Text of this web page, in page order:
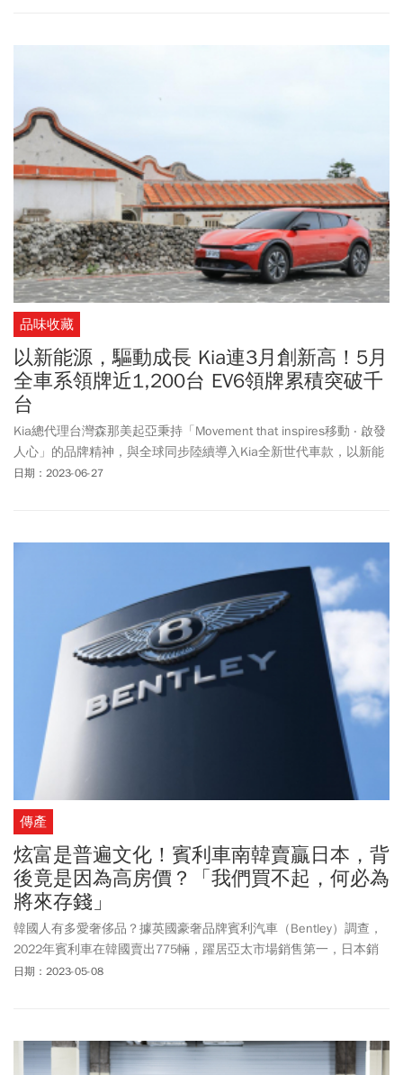
品味收藏
以新能源，驅動成長 Kia連3月創新高！5月
全車系領牌近1,200台 EV6領牌累積突破千
台
Kia總代理台灣森那美起亞秉持「Movement that inspires移動 ‧ 啟發
人心」的品牌精神，與全球同步陸續導入Kia全新世代車款，以新能
源車款逐步拓展市場版圖，與消費者一同邁向永續移動的新未來。5
日期：2023-06-27
傳產
炫富是普遍文化！賓利車南韓賣贏日本，背
後竟是因為高房價？「我們買不起，何必為
將來存錢」
韓國人有多愛奢侈品？據英國豪奢品牌賓利汽車（Bentley）調查，
2022年賓利車在韓國賣出775輛，躍居亞太市場銷售第一，日本銷
量為644輛、排名第二，但日本人口是韓國2倍多，顯見韓國人對豪
日期：2023-05-08